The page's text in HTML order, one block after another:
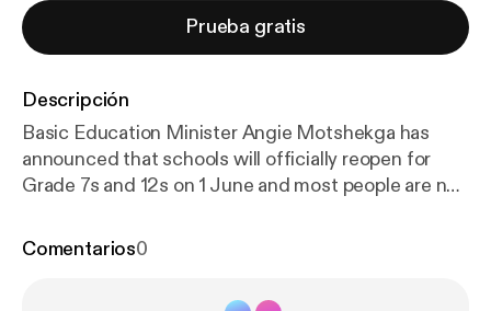
Prueba gratis
Descripción
Basic Education Minister Angie Motshekga has
announced that schools will officially reopen for
Grade 7s and 12s on 1 June and most people are not
Comentarios0